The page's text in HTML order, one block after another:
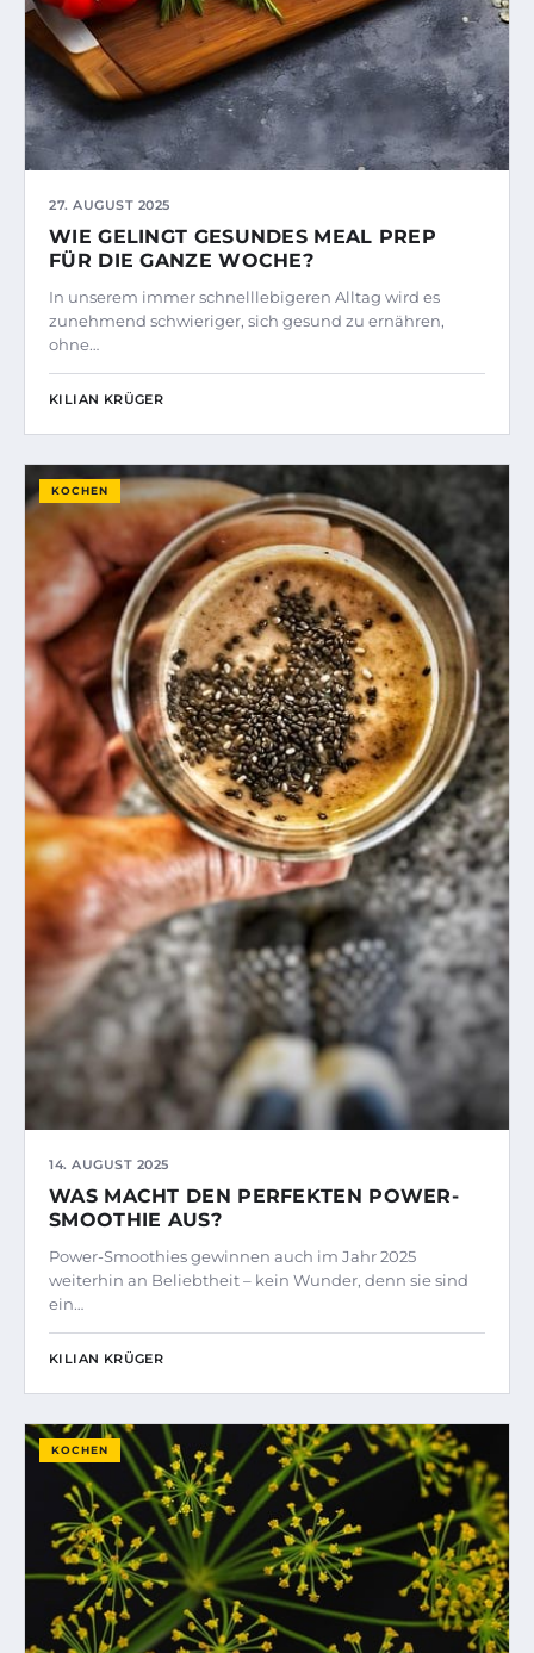
27. AUGUST 2025
WIE GELINGT GESUNDES MEAL PREP
FÜR DIE GANZE WOCHE?
In unserem immer schnelllebigeren Alltag wird es
zunehmend schwieriger, sich gesund zu ernähren,
ohne…
KILIAN KRÜGER
KOCHEN
14. AUGUST 2025
WAS MACHT DEN PERFEKTEN POWER-
SMOOTHIE AUS?
Power-Smoothies gewinnen auch im Jahr 2025
weiterhin an Beliebtheit – kein Wunder, denn sie sind
ein…
KILIAN KRÜGER
KOCHEN